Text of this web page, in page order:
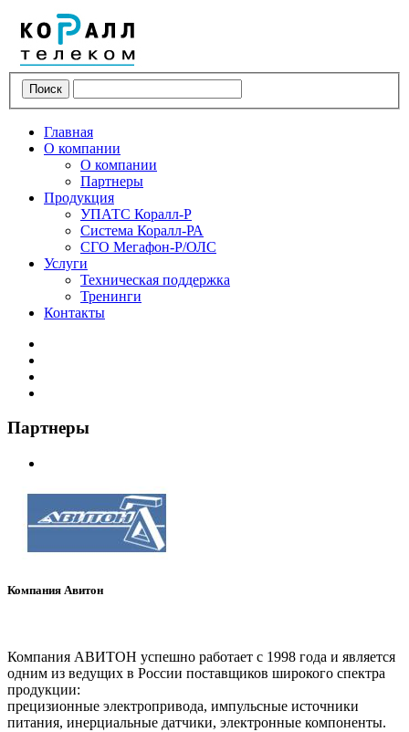
Поиск
Главная
О компании
О компании
Партнеры
Продукция
УПАТС Коралл-Р
Система Коралл-РА
СГО Мегафон-Р/ОЛС
Услуги
Техническая поддержка
Тренинги
Контакты
Партнеры
Компания Авитон
Компания АВИТОН успешно работает с 1998 года и является
одним из ведущих в России поставщиков широкого спектра
продукции:
прецизионные электропривода, импульсные источники
питания, инерциальные датчики, электронные компоненты.